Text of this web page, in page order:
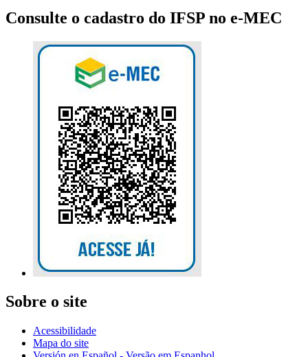
Consulte o cadastro do IFSP no e-MEC
Sobre o site
Acessibilidade
Mapa do site